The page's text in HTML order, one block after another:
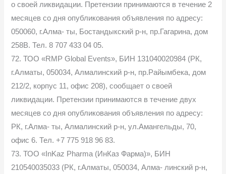
о своей ликвидации. Претензии принимаются в течение 2
месяцев со дня опубликования объявления по адресу:
050060, г.Алма- ты, Бостандыкский р-н, пр.Гагарина, дом
258В. Тел. 8 707 433 04 05.
72. ТОО «RMP Global Events», БИН 131040020984 (РК,
г.Алматы, 050034, Алмалинский р-н, пр.Райымбека, дом
212/2, корпус 11, офис 208), сообщает о своей
ликвидации. Претензии принимаются в течение двух
месяцев со дня опубликования объявления по адресу:
РК, г.Алма- ты, Алмалинский р-н, ул.Амангельды, 70,
офис 6. Тел. +7 775 918 96 83.
73. ТОО «InKaz Pharma (ИнКаз Фарма)», БИН
210540035033 (РК, г.Алматы, 050034, Алма- линский р-н,